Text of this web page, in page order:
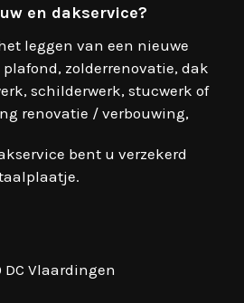
en dakservice?
leggen van een nieuwe
zolderrenovatie, dak
schilderwerk, stucwerk of
renovatie / verbouwing,
bent u verzekerd
DC Vlaardingen